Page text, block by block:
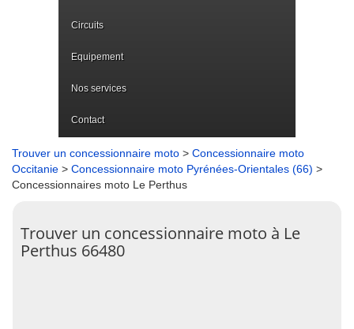
Circuits
Equipement
Nos services
Contact
Trouver un concessionnaire moto > Concessionnaire moto
Occitanie > Concessionnaire moto Pyrénées-Orientales (66) >
Concessionnaires moto Le Perthus
Trouver un concessionnaire moto à Le
Perthus 66480